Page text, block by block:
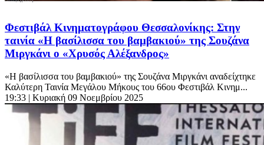
Φεστιβάλ Κινηματογράφου Θεσσαλονίκης: Στην
ταινία «Η βασίλισσα του βαμβακιού» της Σουζάνα
Μιργκάνι ο «Χρυσός Αλέξανδρος»
«Η βασίλισσα του βαμβακιού» της Σουζάνα Μιργκάνι αναδείχτηκε
Καλύτερη Ταινία Μεγάλου Μήκους του 66ου Φεστιβάλ Κινημ...
19:33 | Κυριακή 09 Νοεμβρίου 2025